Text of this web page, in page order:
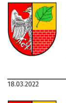
18.03.2022